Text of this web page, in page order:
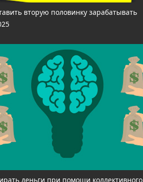
вторую половинку зарабатывать
деньги при помощи коллективного